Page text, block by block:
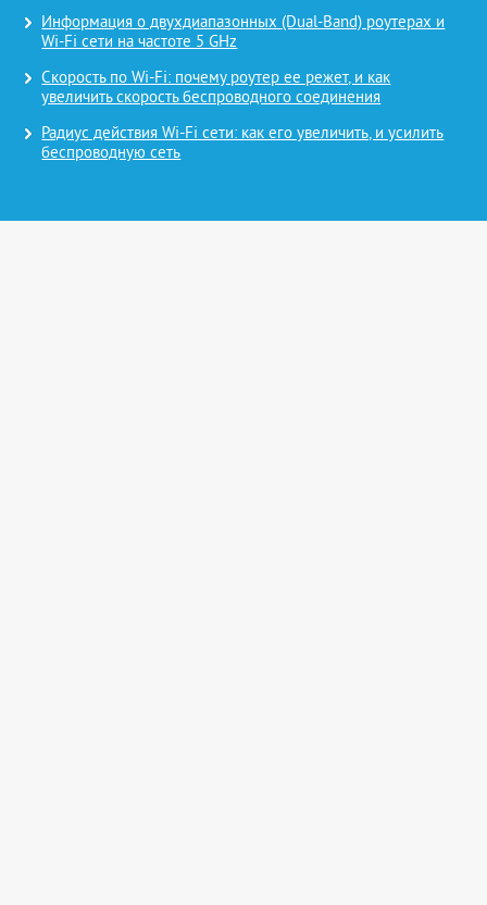
Информация о двухдиапазонных (Dual-Band) роутерах и
Wi-Fi сети на частоте 5 GHz
Скорость по Wi-Fi: почему роутер ее режет, и как
увеличить скорость беспроводного соединения
Радиус действия Wi-Fi сети: как его увеличить, и усилить
беспроводную сеть